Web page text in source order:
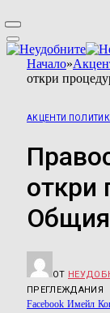
Начало»
откри
АКЦЕНТИ
откри
ОТ
ПРЕГЛЕЖДАНИЯ
Facebook Имейл